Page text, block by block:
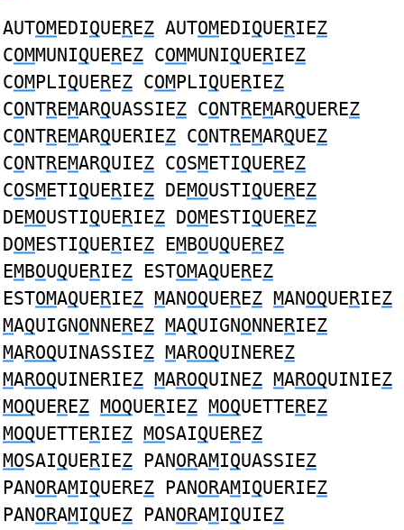
AUTOMEDIQUEREZ AUTOMEDIQUERIEZ
COMMUNIQUEREZ COMMUNIQUERIEZ
COMPLIQUEREZ COMPLIQUERIEZ
CONTREMARQUASSIEZ CONTREMARQUEREZ
CONTREMARQUERIEZ CONTREMARQUEZ
CONTREMARQUIEZ COSMETIQUEREZ
COSMETIQUERIEZ DEMOUSTIQUEREZ
DEMOUSTIQUERIEZ DOMESTIQUEREZ
DOMESTIQUERIEZ EMBOUQUEREZ
EMBOUQUERIEZ ESTOMAQUEREZ
ESTOMAQUERIEZ MANOQUEREZ MANOQUERIEZ
MAQUIGNONNEREZ MAQUIGNONNERIEZ
MAROQUINASSIEZ MAROQUINEREZ
MAROQUINERIEZ MAROQUINEZ MAROQUINIEZ
MOQUEREZ MOQUERIEZ MOQUETTEREZ
MOQUETTERIEZ MOSAIQUEREZ
MOSAIQUERIEZ PANORAMIQUASSIEZ
PANORAMIQUEREZ PANORAMIQUERIEZ
PANORAMIQUEZ PANORAMIQUIEZ